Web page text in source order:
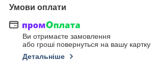
Умови оплати
Ви отримаєте замовлення
або гроші повернуться на вашу картку
Детальніше